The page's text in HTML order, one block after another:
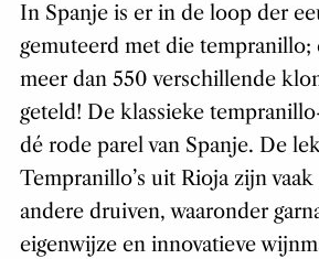
In Spanje is er in de loop der
gemuteerd met die tempranillo;
meer dan 550 verschillende
geteld! De klassieke
dé rode parel van Spanje. De
Tempranillo’s uit Rioja zijn
andere druiven, waaronder
eigenwijze en innovatieve